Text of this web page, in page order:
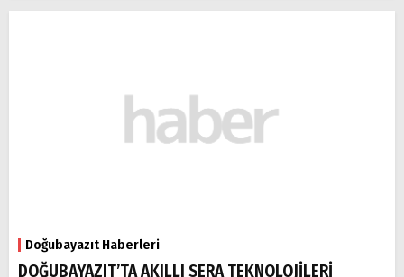
Doğubayazıt Haberleri
DOĞUBAYAZIT’TA AKILLI SERA TEKNOLOJİLERİ